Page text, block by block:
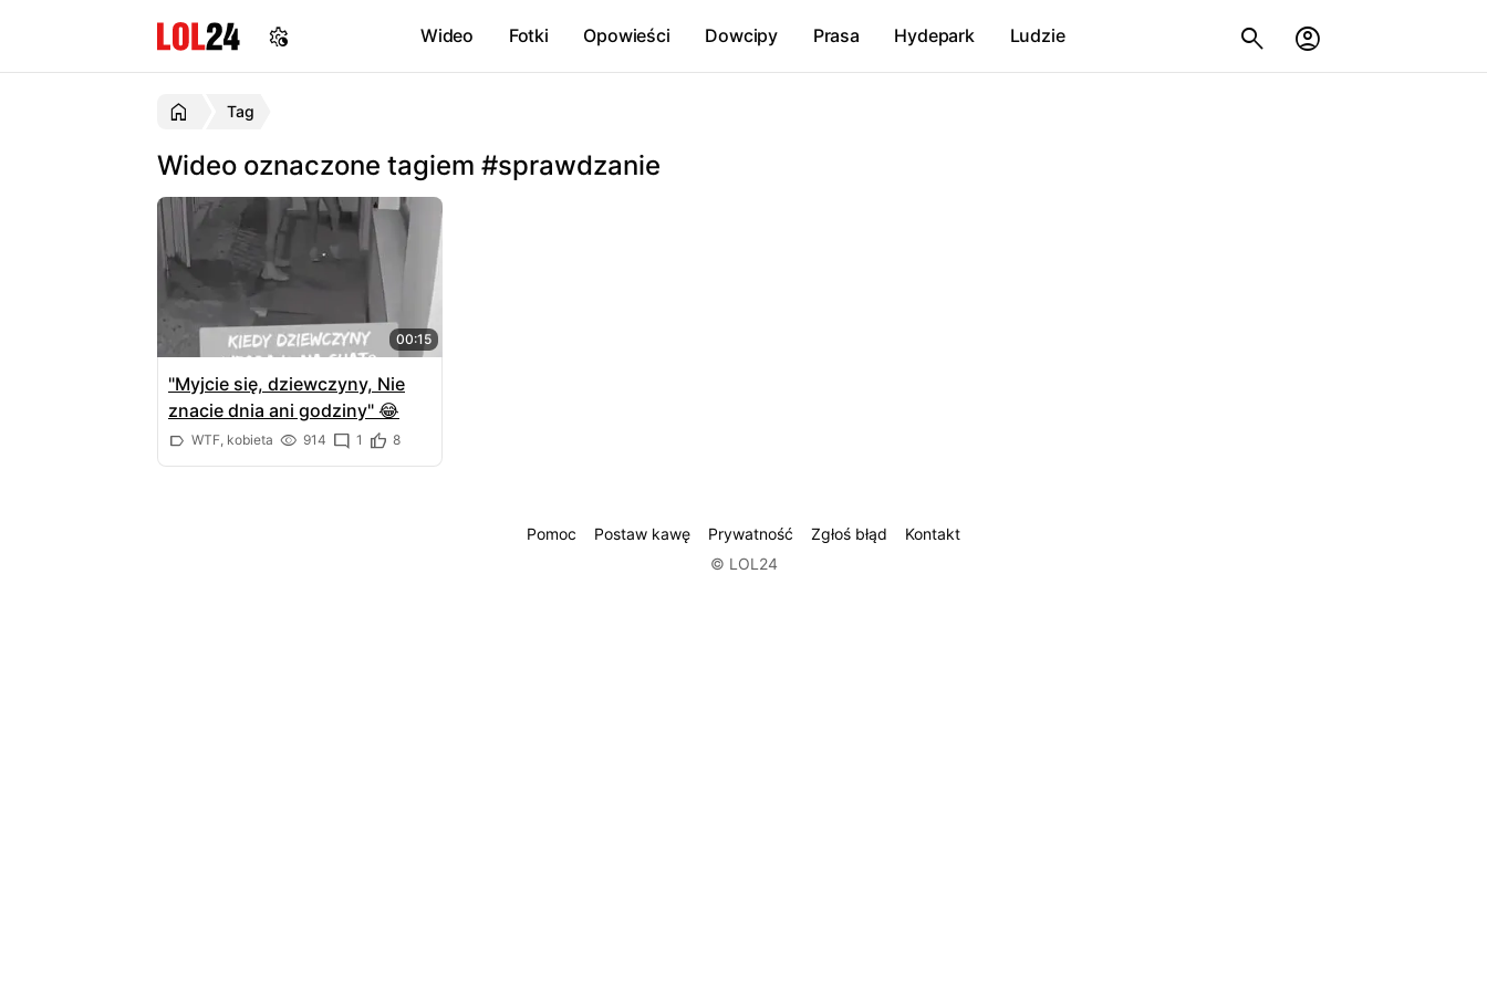
Wideo Fotki Opowieści Dowcipy Prasa Hydepark Ludzie
Tag
Wideo oznaczone tagiem #sprawdzanie
00:15
"Myjcie się, dziewczyny, Nie
znacie dnia ani godziny" 😂
WTF, kobieta 914 1 8
Pomoc Postaw kawę Prywatność Zgłoś błąd
Kontakt
© LOL24